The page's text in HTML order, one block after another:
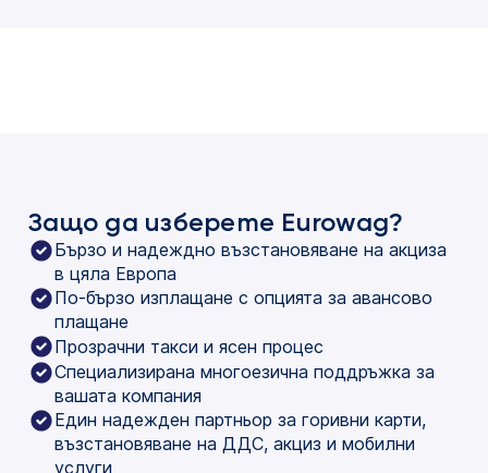
Защо да изберете Eurowag?
Бързо и надеждно възстановяване на акциза
в цяла Европа
По-бързо изплащане с опцията за авансово
плащане
Прозрачни такси и ясен процес
Специализирана многоезична поддръжка за
вашата компания
Един надежден партньор за горивни карти,
възстановяване на ДДС, акциз и мобилни
услуги